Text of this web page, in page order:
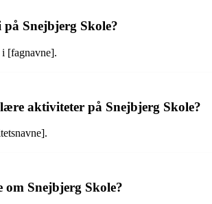
Snejbjerg Skole?
i [fagnavne].
aktiviteter på Snejbjerg Skole?
om Snejbjerg Skole?